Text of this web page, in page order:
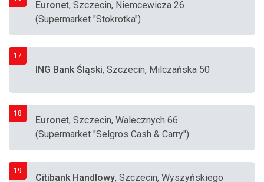
Euronet, Szczecin, Niemcewicza 26
(Supermarket "Stokrotka")
17
ING Bank Śląski, Szczecin, Milczańska 50
18
Euronet, Szczecin, Walecznych 66
(Supermarket "Selgros Cash & Carry")
19
Citibank Handlowy, Szczecin, Wyszyńskiego